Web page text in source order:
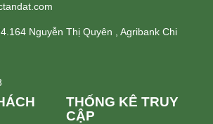
Nguyễn Thị Quyên , Agribank Chi
THỐNG KÊ TRUY
CẬP